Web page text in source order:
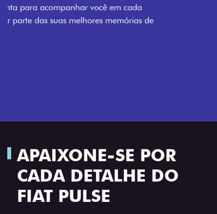
enquanto os detalhes escurecidos, o teto bicolor e as
rodas de liga-leve aro 16” em preto brilhante
APAIXONE-SE POR
CADA DETALHE DO
FIAT PULSE